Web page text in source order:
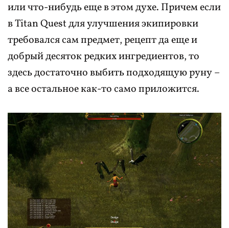
или что-нибудь еще в этом духе. Причем если
в Titan Quest для улучшения экипировки
требовался сам предмет, рецепт да еще и
добрый десяток редких ингредиентов, то
здесь достаточно выбить подходящую руну –
а все остальное как-то само приложится.